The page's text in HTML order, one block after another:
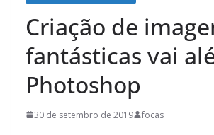
Criação de
fantásticas vai
Photoshop
30 de setembro de 2019 focas